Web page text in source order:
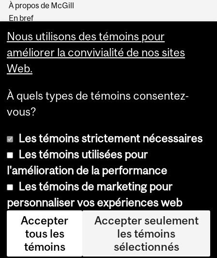
À propos de McGill
En bref
Histoire
La haute direction
© Université McGill, 2026
Accessibilité
Avis sur les témoins
Paramètres des témoins
Se connecter
Nous utilisons des témoins pour
améliorer la convivialité de nos sites
Web.
À quels types de témoins consentez-
vous?
Les témoins strictement nécessaires
Les témoins utilisées pour
l'amélioration de la performance
Les témoins de marketing pour
personnaliser vos expériences web
Accepter
tous les
témoins
Accepter seulement
les témoins
sélectionnés